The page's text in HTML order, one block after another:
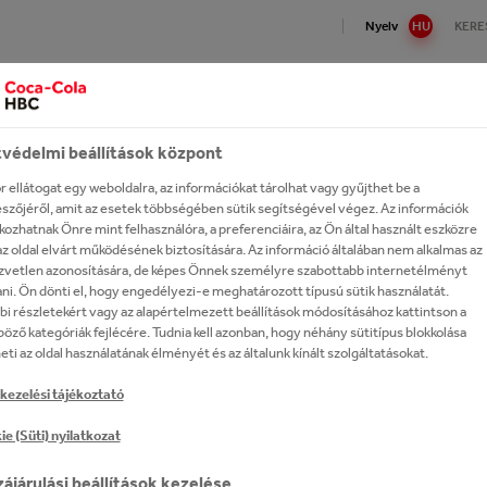
Nyelv HU
Magyarországi működésünk
és stratégiánk
a The Coca‑Cola
val
teremtünk
tevékenységünk
lánc
kapcsolataink
üdítőitalok
szénsavas üdítőitalok
alkoholok
Fogyasztásra kész alkoholos
Márkáink A-tól Z-ig
a gyakorlatban
táplálkozás és
Portal
kiadványok,
képviselő
Trainee
lehetőségek
KIADVÁNYOK,
esettanulmányok
MAGYARORSZÁG –
beállítások központ
ellátogat egy weboldalra, az információkat tárolhat vagy gyűjthet be a
amit az esetek többségében sütik segítségével végez. Az információk
Önre mint felhasználóra, a preferenciáira, az Ön által használt eszközre
oldal elvárt működésének biztosítására. Az információ általában nem alkalmas az
azonosítására, de képes Önnek személyre szabottabb internetélményt
Ön dönti el, hogy engedélyezi-e meghatározott típusú sütik használatát.
részletekért vagy az alapértelmezett beállítások módosításához kattintson a
kategóriák fejlécére. Tudnia kell azonban, hogy néhány sütitípus blokkolása
az oldal használatának élményét és az általunk kínált szolgáltatásokat.
tájékoztató
(Süti) nyilatkozat